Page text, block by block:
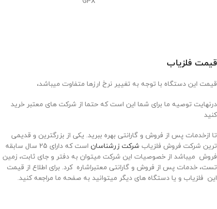
قیمت فلزیاب
قیمت این دستگاه با توجه به تغییر نرخ ارزها متفاوت میباشد،
درنهایت توصیه ما برای شما این است که حتما از شرکت های معتبر خرید
کنید
تا ازخدمات پس از فروش و گارانتی بهره ببرید. یکی از بزرگترین و قدیمی
ترین شرکت فروش فلزیاب شرکت زرشناسان
است که دارای 25 سال سابقه
فروش میباشد از خصوصیات این شرکت میتوان به دفتر و جای ثابت، زمین
تست، خدمات پس از فروش و گارانتی معتبراشاره کرد. برای اطلاع از قیمت
این فلزیاب و یا دستگاه های دیگر میتوانید به صفحه ما مراجعه کنید.